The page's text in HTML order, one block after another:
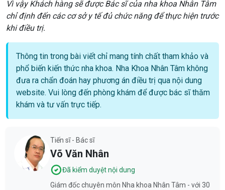
Vì vậy Khách hàng sẽ được Bác sĩ của nha khoa Nhân Tâm
chỉ định đến các cơ sở y tế đủ chức năng để thực hiện trước
khi điều trị.
Thông tin trong bài viết chỉ mang tính chất tham khảo và
phổ biến kiến thức nha khoa. Nha Khoa Nhân Tâm không
đưa ra chẩn đoán hay phương án điều trị qua nội dung
website. Vui lòng đến phòng khám để được bác sĩ thăm
khám và tư vấn trực tiếp.
Tiến sĩ - Bác sĩ
Võ Văn Nhân
Đã kiểm duyệt nội dung
Giám đốc chuyên môn Nha khoa Nhân Tâm - với 30